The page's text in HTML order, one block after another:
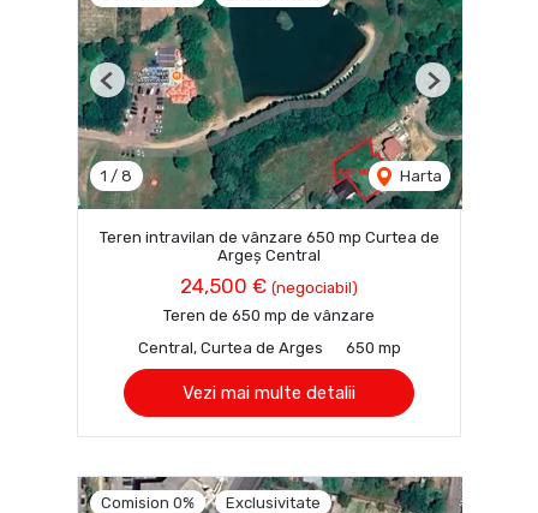
1 / 8 Harta
Previous Next
Teren intravilan de vânzare 650 mp Curtea de
Argeș Central
24,500 € (negociabil)
Teren de 650 mp de vânzare
Central, Curtea de Arges
650 mp
Vezi mai multe detalii
Comision 0% Exclusivitate